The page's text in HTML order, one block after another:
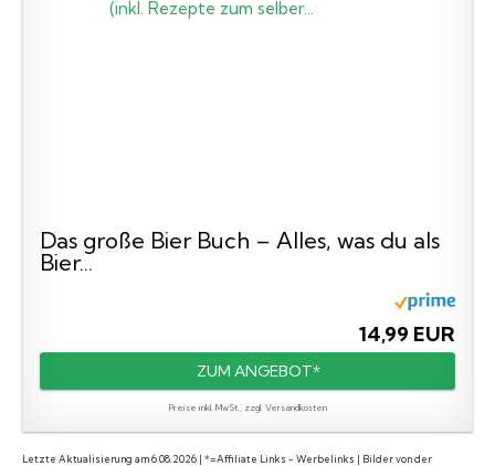
Das große Bier Buch – Alles, was du als
Bier...
14,99 EUR
ZUM ANGEBOT*
Preise inkl. MwSt., zzgl. Versandkosten
Letzte Aktualisierung am 6.08.2026 | *=Affiliate Links - Werbelinks | Bilder von der